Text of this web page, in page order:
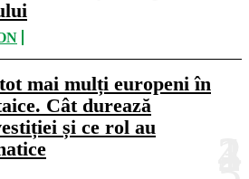
mai mulți europeni în
Cât durează
și ce rol au